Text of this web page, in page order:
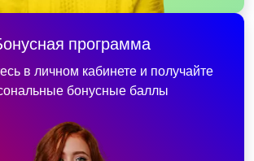
программа
в личном кабинете и получайте
бонусные баллы